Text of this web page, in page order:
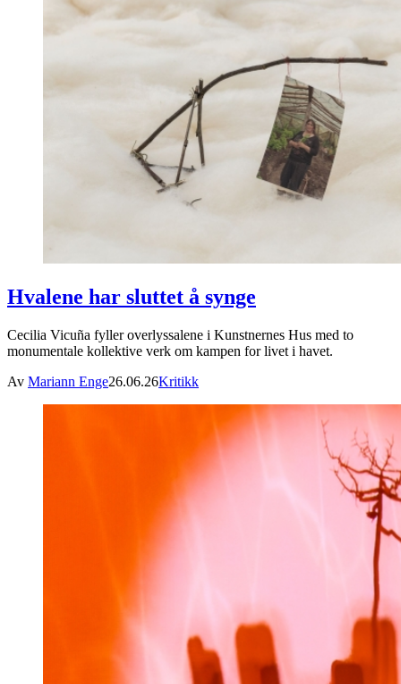
Hvalene har sluttet å synge
Cecilia Vicuña fyller overlyssalene i Kunstnernes Hus med to
monumentale kollektive verk om kampen for livet i havet.
Av Mariann Enge26.06.26Kritikk